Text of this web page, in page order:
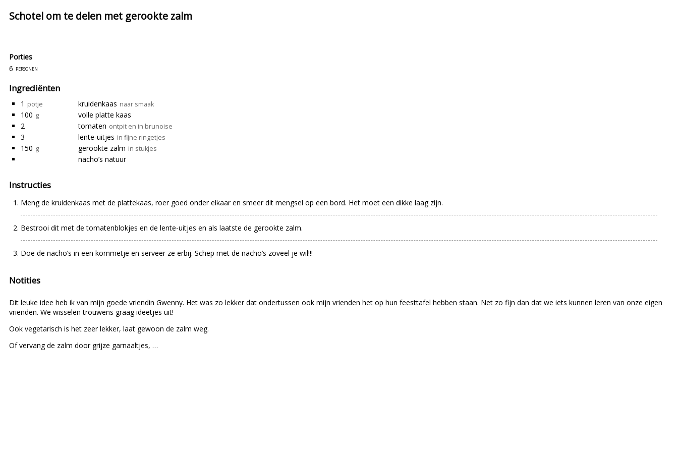
Schotel om te delen met gerookte zalm
Porties
6 personen
Ingrediënten
1 potje kruidenkaas naar smaak
100 g
volle platte kaas
2
tomaten ontpit en in brunoise
3 lente-uitjes in fijne ringetjes
150 g gerookte zalm in stukjes
nacho’s natuur
Instructies
Meng de kruidenkaas met de plattekaas, roer goed onder elkaar en smeer dit mengsel op een bord. Het moet een dikke laag zijn.
Bestrooi dit met de tomatenblokjes en de lente-uitjes en als laatste de gerookte zalm.
Doe de nacho’s in een kommetje en serveer ze erbij. Schep met de nacho’s zoveel je wil!!!
Notities
Dit leuke idee heb ik van mijn goede vriendin Gwenny. Het was zo lekker dat ondertussen ook mijn vrienden het op hun feesttafel hebben staan. Net zo fijn dan dat we iets kunnen leren van onze eigen
vrienden. We wisselen trouwens graag ideetjes uit!
Ook vegetarisch is het zeer lekker, laat gewoon de zalm weg.
Of vervang de zalm door grijze garnaaltjes, …